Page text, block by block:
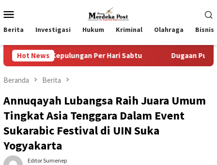
ke
kontenMobile
Berita Investigasi Hukum Kriminal Olahraga Bisnis
Hot NewsPer Hari Sabtu Dugaan Pungli SKAB di BPRD
Beranda Berita
Annuqayah Lubangsa Raih Juara Umum
Tingkat Asia Tenggara Dalam Event
Sukarabic Festival di UIN Suka
Yogyakarta
Editor Sumenep